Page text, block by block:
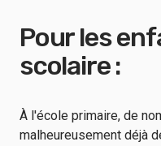
Pour les
scolaire :
À l'école primaire, de
malheureusement déjà